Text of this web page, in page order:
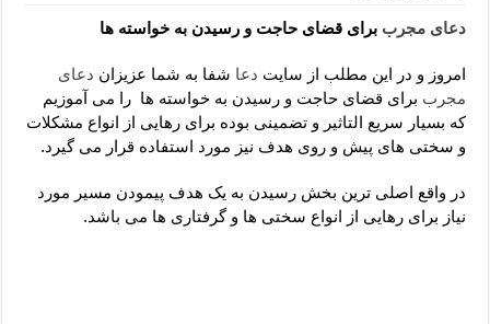
لا حول ولا قوة الا بالله برای چشم زخم – دعای چشم زخم ماشاالله
دعای قوی رفع ترس – دعای مجرب برای آرامش قلب و رفع اضطراب
دعا برای پولدار شدن در یک روز – دعای ثروت حضرت سلیمان
دعای مجرب برای قضای حاجت و رسیدن به خواسته ها
امروز و در این مطلب از سایت دعا شفا به شما عزیزان دعای
مجرب برای قضای حاجت و رسیدن به خواسته ها را می آموزیم
که بسیار سریع التاثیر و تضمینی بوده برای رهایی از انواع مشکلات
و سختی های پیش و روی هدف نیز مورد استفاده قرار می گیرد.
در واقع اصلی ترین بخش رسیدن به یک هدف پیمودن مسیر مورد
نیاز برای رهایی از انواع سختی ها و گرفتاری ها می باشد.